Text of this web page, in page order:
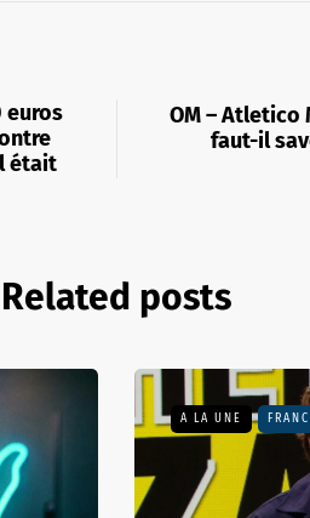
euros
était
OM – Atletico
faut-il
Related posts
A LA UNE